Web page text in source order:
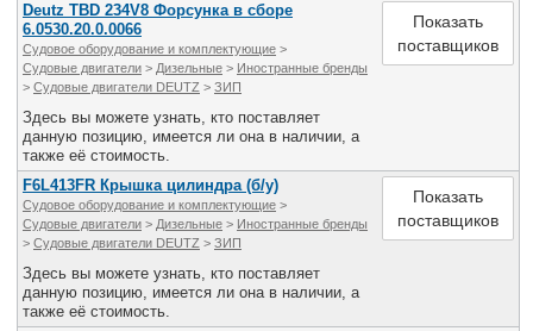
Deutz TBD 234V8 Форсунка в сборе
6.0530.20.0.0066
Судовое оборудование и комплектующие >
Судовые двигатели > Дизельные > Иностранные бренды
> Судовые двигатели DEUTZ > ЗИП
Здесь вы можете узнать, кто поставляет
данную позицию, имеется ли она в наличии, а
также её стоимость.
Показать
поставщиков
F6L413FR Крышка цилиндра (б/у)
Судовое оборудование и комплектующие >
Судовые двигатели > Дизельные > Иностранные бренды
> Судовые двигатели DEUTZ > ЗИП
Здесь вы можете узнать, кто поставляет
данную позицию, имеется ли она в наличии, а
также её стоимость.
Показать
поставщиков